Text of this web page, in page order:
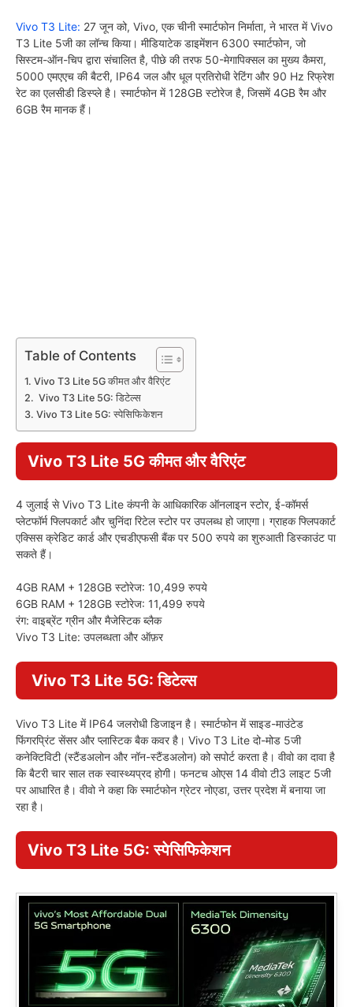
Vivo T3 Lite: 27 जून को, Vivo, एक चीनी स्मार्टफोन निर्माता, ने भारत में Vivo
T3 Lite 5जी का लॉन्च किया। मीडियाटेक डाइमेंशन 6300 स्मार्टफोन, जो
सिस्टम-ऑन-चिप द्वारा संचालित है, पीछे की तरफ 50-मेगापिक्सल का मुख्य कैमरा,
5000 एमएएच की बैटरी, IP64 जल और धूल प्रतिरोधी रेटिंग और 90 Hz रिफ्रेश
रेट का एलसीडी डिस्प्ले है। स्मार्टफोन में 128GB स्टोरेज है, जिसमें 4GB रैम और
6GB रैम मानक हैं।
Table of Contents
Vivo T3 Lite 5G कीमत और वैरिएंट
Vivo T3 Lite 5G: डिटेल्स
Vivo T3 Lite 5G: स्पेसिफिकेशन
Vivo T3 Lite 5G कीमत और वैरिएंट
4 जुलाई से Vivo T3 Lite कंपनी के आधिकारिक ऑनलाइन स्टोर, ई-कॉमर्स
प्लेटफॉर्म फ्लिपकार्ट और चुनिंदा रिटेल स्टोर पर उपलब्ध हो जाएगा। ग्राहक फ्लिपकार्ट
एक्सिस क्रेडिट कार्ड और एचडीएफसी बैंक पर 500 रुपये का शुरुआती डिस्काउंट पा
सकते हैं।
4GB RAM + 128GB स्टोरेज: 10,499 रुपये
6GB RAM + 128GB स्टोरेज: 11,499 रुपये
रंग: वाइब्रेंट ग्रीन और मैजेस्टिक ब्लैक
Vivo T3 Lite: उपलब्धता और ऑफ़र
Vivo T3 Lite 5G: डिटेल्स
Vivo T3 Lite में IP64 जलरोधी डिजाइन है। स्मार्टफोन में साइड-माउंटेड
फिंगरप्रिंट सेंसर और प्लास्टिक बैक कवर है। Vivo T3 Lite दो-मोड 5जी
कनेक्टिविटी (स्टैंडअलोन और नॉन-स्टैंडअलोन) को सपोर्ट करता है। वीवो का दावा है
कि बैटरी चार साल तक स्वास्थ्यप्रद होगी। फनटच ओएस 14 वीवो टी3 लाइट 5जी
पर आधारित है। वीवो ने कहा कि स्मार्टफोन ग्रेटर नोएडा, उत्तर प्रदेश में बनाया जा
रहा है।
Vivo T3 Lite 5G: स्पेसिफिकेशन